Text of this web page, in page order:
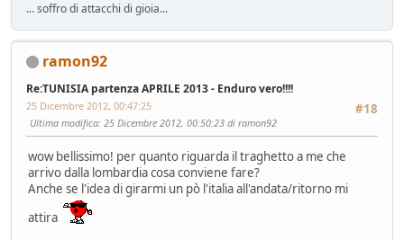
... soffro di attacchi di gioia...
ramon92
Re:TUNISIA partenza APRILE 2013 - Enduro vero!!!!
#18
25 Dicembre 2012, 00:47:25
Ultima modifica: 25 Dicembre 2012, 00:50:23 di ramon92
wow bellissimo! per quanto riguarda il traghetto a me che
arrivo dalla lombardia cosa conviene fare?
Anche se l'idea di girarmi un pò l'italia all'andata/ritorno mi
attira